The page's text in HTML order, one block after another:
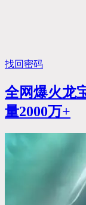
找回密码
全网爆火龙
量2000万+